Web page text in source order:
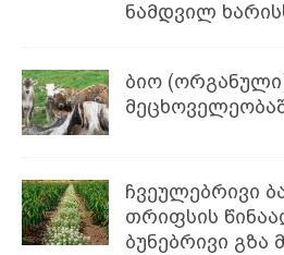
ნამდვილ
ბიო
ჩვეულებრივი
თრიფსის
ბუნებრივი გზა